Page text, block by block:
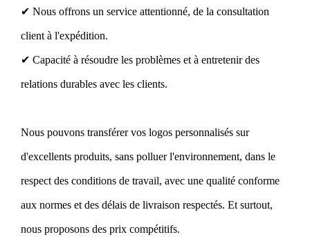
✔ Nous offrons un service attentionné, de la consultation
client à l'expédition.
✔ Capacité à résoudre les problèmes et à entretenir des
relations durables avec les clients.
Nous pouvons transférer vos logos personnalisés sur
d'excellents produits, sans polluer l'environnement, dans le
respect des conditions de travail, avec une qualité conforme
aux normes et des délais de livraison respectés. Et surtout,
nous proposons des prix compétitifs.